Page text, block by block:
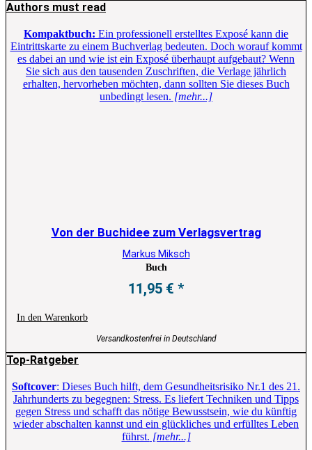
Authors must read
Kompaktbuch: Ein professionell erstelltes Exposé kann die
Eintrittskarte zu einem Buchverlag bedeuten. Doch worauf kommt
es dabei an und wie ist ein Exposé überhaupt aufgebaut? Wenn
Sie sich aus den tausenden Zuschriften, die Verlage jährlich
erhalten, hervorheben möchten, dann sollten Sie dieses Buch
unbedingt lesen. [mehr...]
Von der Buchidee zum Verlagsvertrag
Markus Miksch
Buch
11,95 €
In den Warenkorb
Versandkostenfrei in Deutschland
Top-Ratgeber
Softcover: Dieses Buch hilft, dem Gesundheitsrisiko Nr.1 des 21.
Jahrhunderts zu begegnen: Stress. Es liefert Techniken und Tipps
gegen Stress und schafft das nötige Bewusstsein, wie du künftig
wieder abschalten kannst und ein glückliches und erfülltes Leben
führst. [mehr...]